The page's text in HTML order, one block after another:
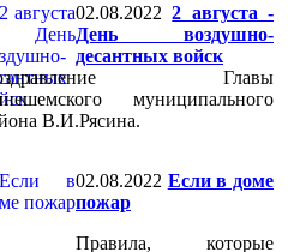
02.08.2022 2 августа -
День воздушно-
десантных войск
Главы
муниципального
В.И.Рясина.
02.08.2022 Если в доме
пожар
Правила, которые